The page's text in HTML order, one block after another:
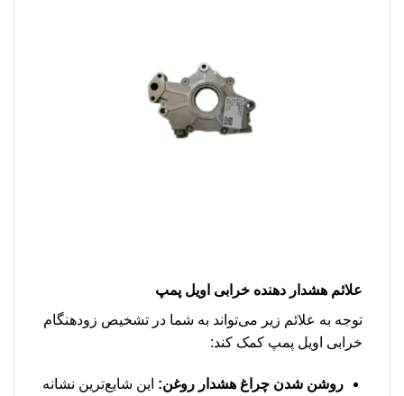
علائم هشدار دهنده خرابی اویل پمپ
توجه به علائم زیر می‌تواند به شما در تشخیص زودهنگام
خرابی اویل پمپ کمک کند:
روشن شدن چراغ هشدار روغن: این شایع‌ترین نشانه